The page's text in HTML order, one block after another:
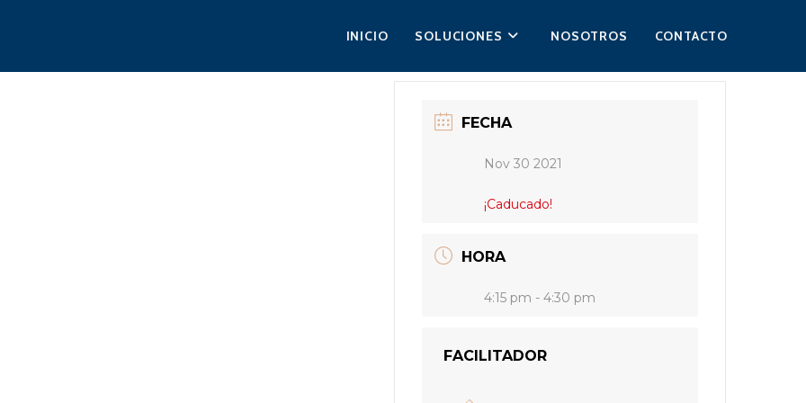
INICIO SOLUCIONES NOSOTROS CONTACTO
FECHA
Nov 30 2021
¡Caducado!
HORA
4:15 pm - 4:30 pm
FACILITADOR